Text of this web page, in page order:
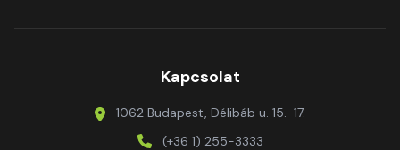
Kapcsolat
1062 Budapest, Délibáb u. 15.-17.
(+36 1) 255-3333